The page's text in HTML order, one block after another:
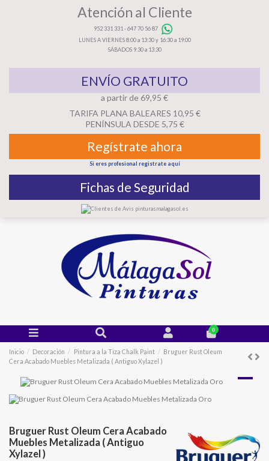
Atención al Cliente
952 331 331 -647 70 56 87
LUNES A VIERNES 8:00 a 13:30 y 16:30 a 19:00
SÁBADOS 9:30 a 13:30
ENVÍO GRATUITO
a partir de 69,95 €
TARIFA PLANA BALEARES 10,95 €
PENÍNSULA DESDE 5,75 €
Regístrate ahora
Si eres profesional registrate aquí
Fichas de Seguridad
0
Inicio Decoración Pintura a la Tiza Chalk Paint
Bruguer Rust Oleum
Cera Acabado Muebles Metalizada ( Antiguo Xylazel )
Bruguer Rust Oleum Cera Acabado
Muebles Metalizada ( Antiguo
Xylazel )